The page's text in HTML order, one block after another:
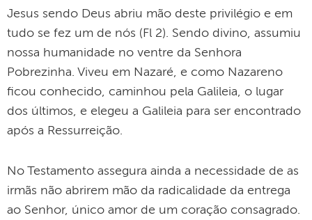
Jesus sendo Deus abriu mão deste privilégio e em
tudo se fez um de nós (Fl 2). Sendo divino, assumiu
nossa humanidade no ventre da Senhora
Pobrezinha. Viveu em Nazaré, e como Nazareno
ficou conhecido, caminhou pela Galileia, o lugar
dos últimos, e elegeu a Galileia para ser encontrado
após a Ressurreição.
No Testamento assegura ainda a necessidade de as
irmãs não abrirem mão da radicalidade da entrega
ao Senhor, único amor de um coração consagrado.